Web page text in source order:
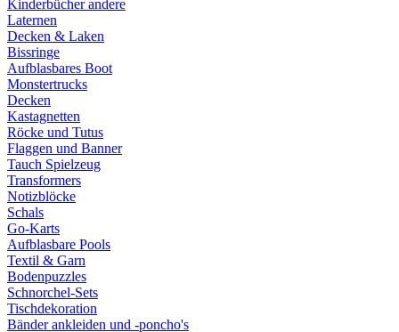
Kinderbücher andere
Laternen
Decken & Laken
Bissringe
Aufblasbares Boot
Monstertrucks
Decken
Kastagnetten
Röcke und Tutus
Flaggen und Banner
Tauch Spielzeug
Transformers
Notizblöcke
Schals
Go-Karts
Aufblasbare Pools
Textil & Garn
Bodenpuzzles
Schnorchel-Sets
Tischdekoration
Bänder ankleiden und -poncho's